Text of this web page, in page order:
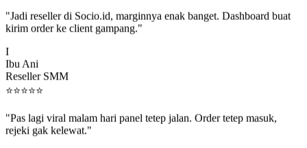
kirim order ke client gampang."
Ibu Ani
Reseller SMM
⭐⭐⭐⭐⭐
rejeki gak kelewat."